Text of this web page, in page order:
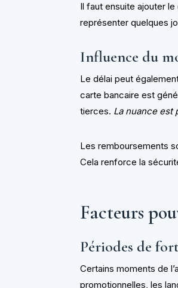
Il faut ensuite ajouter
représenter quelques
Influence du
Le délai peut
carte bancaire est
tierces. La nuance est
Les remboursements
Cela renforce la
Facteurs
Périodes de
Certains moments de
promotionnelles, les